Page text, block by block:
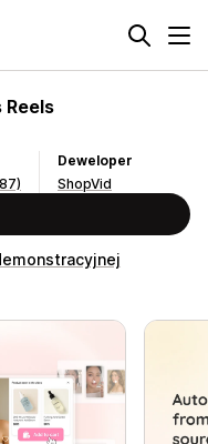
Reels
Deweloper
ShopVid